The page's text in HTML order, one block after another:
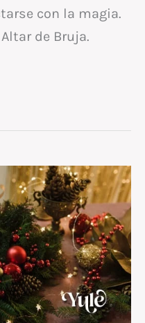
con la magia.
de Bruja.